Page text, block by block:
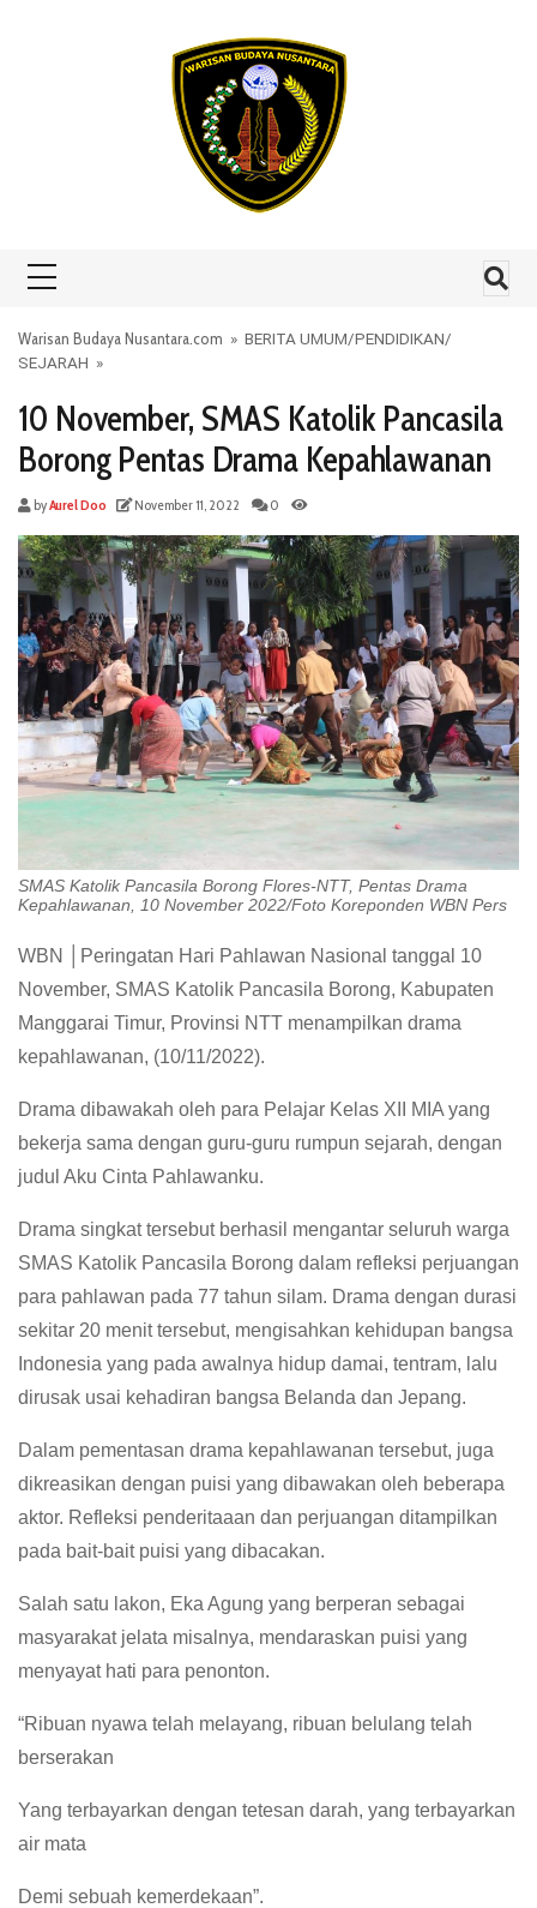
Warisan Budaya Nusantara.com » BERITA UMUM/PENDIDIKAN/
SEJARAH »
10 November, SMAS Katolik Pancasila
Borong Pentas Drama Kepahlawanan
byAurel Doo November 11, 2022 0
SMAS Katolik Pancasila Borong Flores-NTT, Pentas Drama
Kepahlawanan, 10 November 2022/Foto Koreponden WBN Pers
WBN │Peringatan Hari Pahlawan Nasional tanggal 10
November, SMAS Katolik Pancasila Borong, Kabupaten
Manggarai Timur, Provinsi NTT menampilkan drama
kepahlawanan, (10/11/2022).
Drama dibawakah oleh para Pelajar Kelas XII MIA yang
bekerja sama dengan guru-guru rumpun sejarah, dengan
judul Aku Cinta Pahlawanku.
Drama singkat tersebut berhasil mengantar seluruh warga
SMAS Katolik Pancasila Borong dalam refleksi perjuangan
para pahlawan pada 77 tahun silam. Drama dengan durasi
sekitar 20 menit tersebut, mengisahkan kehidupan bangsa
Indonesia yang pada awalnya hidup damai, tentram, lalu
dirusak usai kehadiran bangsa Belanda dan Jepang.
Dalam pementasan drama kepahlawanan tersebut, juga
dikreasikan dengan puisi yang dibawakan oleh beberapa
aktor. Refleksi penderitaaan dan perjuangan ditampilkan
pada bait-bait puisi yang dibacakan.
Salah satu lakon, Eka Agung yang berperan sebagai
masyarakat jelata misalnya, mendaraskan puisi yang
menyayat hati para penonton.
“Ribuan nyawa telah melayang, ribuan belulang telah
berserakan
Yang terbayarkan dengan tetesan darah, yang terbayarkan
air mata
Demi sebuah kemerdekaan”.